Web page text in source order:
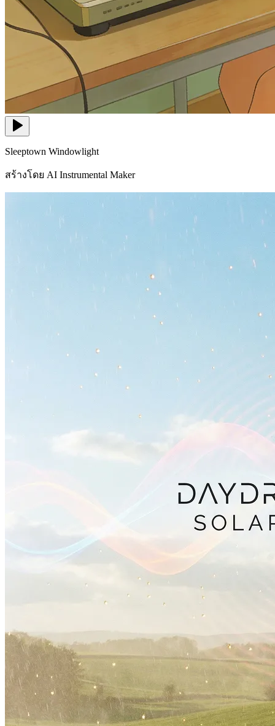
Sleeptown Windowlight
สร้างโดย AI Instrumental Maker